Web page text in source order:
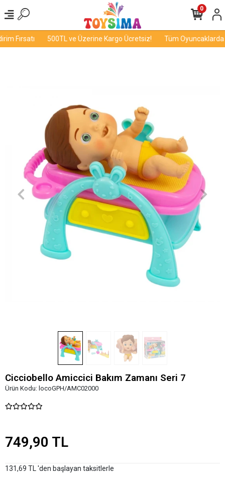
Fırsatı 500TL ve Üzerine Kargo Ücretsiz! Tüm Oyuncaklarda
0
Cicciobello Amiccici Bakım Zamanı Seri 7
Ürün Kodu: locoGPH/AMC02000
749,90 TL
131,69 TL 'den başlayan taksitlerle